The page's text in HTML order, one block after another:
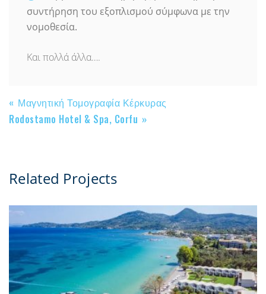
συντήρηση του εξοπλισμού σύμφωνα με την
νομοθεσία.
Και πολλά άλλα….
Μαγνητική Τομογραφία Κέρκυρας
Rodostamo Hotel & Spa, Corfu
Related Projects